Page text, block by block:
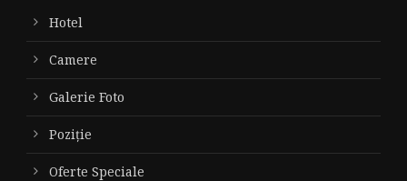
Hotel
Camere
Galerie Foto
Poziție
Oferte Speciale